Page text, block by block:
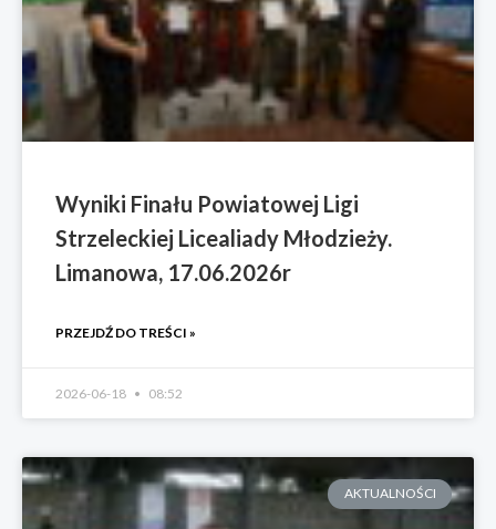
Wyniki Finału Powiatowej Ligi
Strzeleckiej Licealiady Młodzieży.
Limanowa, 17.06.2026r
PRZEJDŹ DO TREŚCI »
2026-06-18 08:52
AKTUALNOŚCI